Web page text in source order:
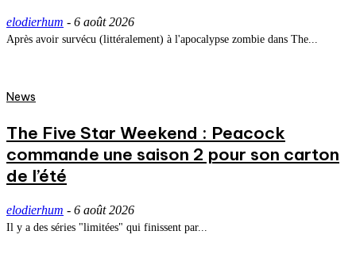
elodierhum - 6 août 2026
Après avoir survécu (littéralement) à l'apocalypse zombie dans The...
News
The Five Star Weekend : Peacock
commande une saison 2 pour son carton
de l’été
elodierhum - 6 août 2026
Il y a des séries "limitées" qui finissent par...